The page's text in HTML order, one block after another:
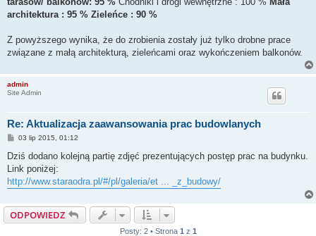
architektura : 95 % Zieleńce : 90 %
Z powyższego wynika, że do zrobienia zostały już tylko drobne prace
związane z małą architekturą, zieleńcami oraz wykończeniem balkonów.
admin
Site Admin
Re: Aktualizacja zaawansowania prac budowlanych
P
s
03 lip 2015, 01:12
Dziś dodano kolejną partię zdjęć prezentujących postęp prac na budynku.
Link poniżej:
http://www.staraodra.pl/#/pl/galeria/et ... _z_budowy/
ODPOWIEDZ
Posty: 2 • Strona 1 z 1